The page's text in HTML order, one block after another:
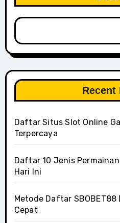
Recent
Daftar Situs Slot Online
Terpercaya
Daftar 10 Jenis
Hari Ini
Metode Daftar
Cepat